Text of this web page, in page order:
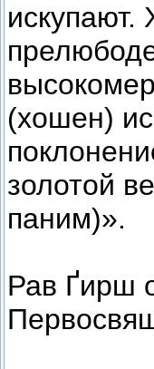
искупают.
(хошен)
золотой
паним)».
Рав Ґирш